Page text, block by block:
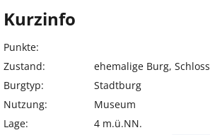
Kurzinfo
Punkte:
Zustand:
ehemalige Burg, Schloss
Burgtyp:
Stadtburg
Nutzung:
Museum
Lage:
4 m.ü.NN.